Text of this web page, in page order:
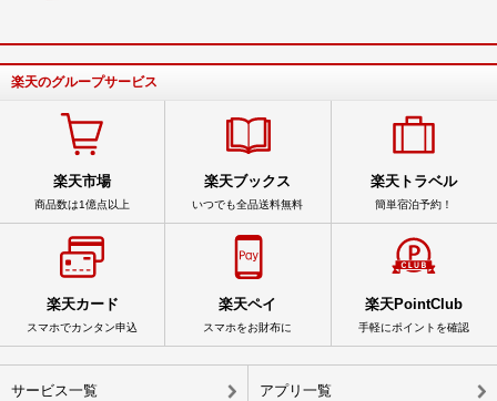
楽天のグループサービス
楽天市場
商品数は1億点以上
楽天ブックス
いつでも全品送料無料
楽天トラベル
簡単宿泊予約！
楽天カード
スマホでカンタン申込
楽天ペイ
スマホをお財布に
楽天PointClub
手軽にポイントを確認
サービス一覧 アプリ一覧